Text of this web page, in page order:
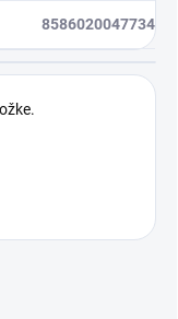
8586020047734